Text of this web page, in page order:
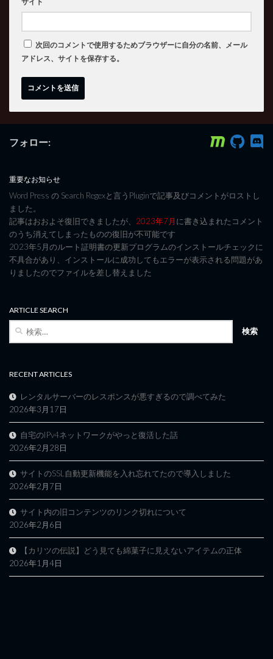
次回のコメントで使用するためブラウザーに自分の名前、メール
アドレス、サイトを保存する。
フォロー:
重要なお知らせ
Word Press の Search Regexと言うPluginで記事及びコメントがロストし
ました。
記事はおおよそ復旧できましたが、 2023年7月に書き込まれたコメント
のうち消えてしまったものの復旧が不可能です
2023年5月のルート証明書の更新プログラムのインストールチェックに
不具合があり、インストールに成功してもエラーが表示される問題があ
りましたのでファイルを差し替えました
ARTICLE SEARCH
RECENT ARTICLES
レンタルサーバーのレスポンスが悪すぎるので調べてみた
2026年3月17日
自宅のIPv4ネットワークがやっと復活した話
2026年2月28日
サイトのSSL自動更新機能を入れ忘れてたので導入しました
2026年2月7日
サイト内の旧コンテンツのリンク切れについて
2026年2月6日
【カリツの伝説】どう見ても綿菓子に見えないアイテムの正体
2026年1月4日